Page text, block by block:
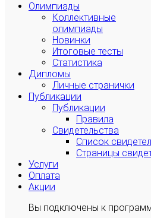
Олимпиады
Коллективные
олимпиады
Новинки
Итоговые тесты
Статистика
Дипломы
Личные странички
Публикации
Публикации
Правила
Свидетельства
Список
Страницы
Услуги
Оплата
Акции
Вы подключены к